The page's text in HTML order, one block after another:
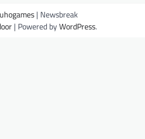
| Newsbreak
| Powered byWordPress.